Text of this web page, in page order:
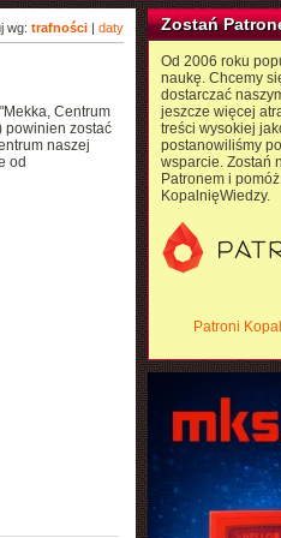
wg: trafności| daty
Centrum
powinien zostać
naszej
od
Zostań
Od 2006 roku
naukę. Chcemy
dostarczać
jeszcze więcej
treści wysokiej
postanowiliśmy
wsparcie. Zostań
Patronem i
KopalnięWiedzy.
Patroni